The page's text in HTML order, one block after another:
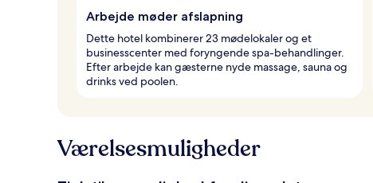
Arbejde møder afslapning
Dette hotel kombinerer 23 mødelokaler og et
businesscenter med foryngende spa-behandlinger.
Efter arbejde kan gæsterne nyde massage, sauna og
drinks ved poolen.
Værelsesmuligheder